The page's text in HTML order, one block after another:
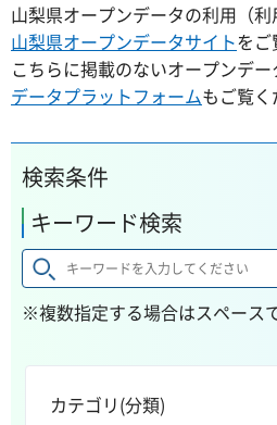
山梨県オープンデータの利用（利
山梨県オープンデータサイトをご
こちらに掲載のないオープンデー
データプラットフォームもご覧く
検索条件
キーワード検索
※複数指定する場合はスペース
カテゴリ(分類)